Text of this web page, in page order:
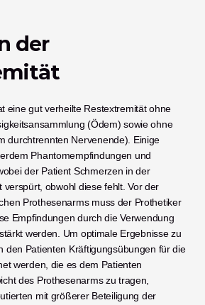
der
eine gut verheilte Restextremität ohne
(Ödem) sowie ohne
durchtrennten Nervenende). Einige
Phantomempfindungen und
der Patient Schmerzen in der
verspürt, obwohl diese fehlt. Vor der
Prothesenarms muss der Prothetiker
Empfindungen durch die Verwendung
werden. Um optimale Ergebnisse zu
den Patienten Kräftigungsübungen für die
werden, die es dem Patienten
des Prothesenarms zu tragen,
mit größerer Beteiligung der